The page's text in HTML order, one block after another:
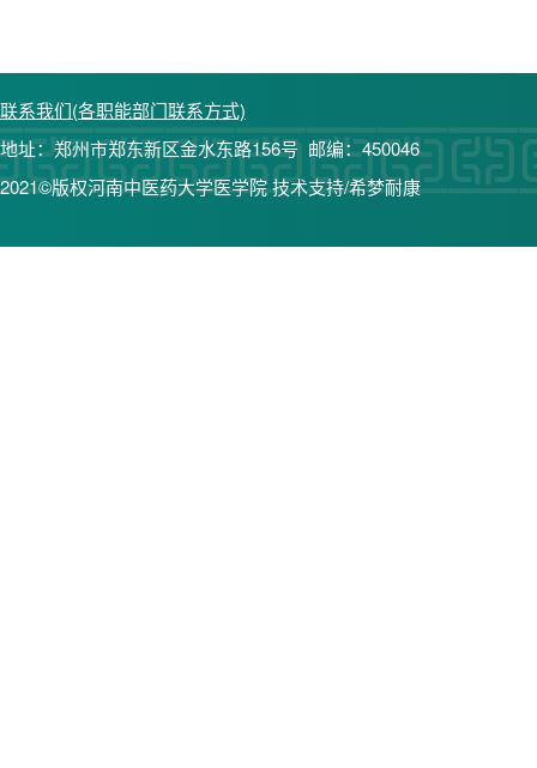
联系我们(各职能部门联系方式)
地址：郑州市郑东新区金水东路156号 邮编：450046
2021©版权河南中医药大学医学院 技术支持/希梦耐康